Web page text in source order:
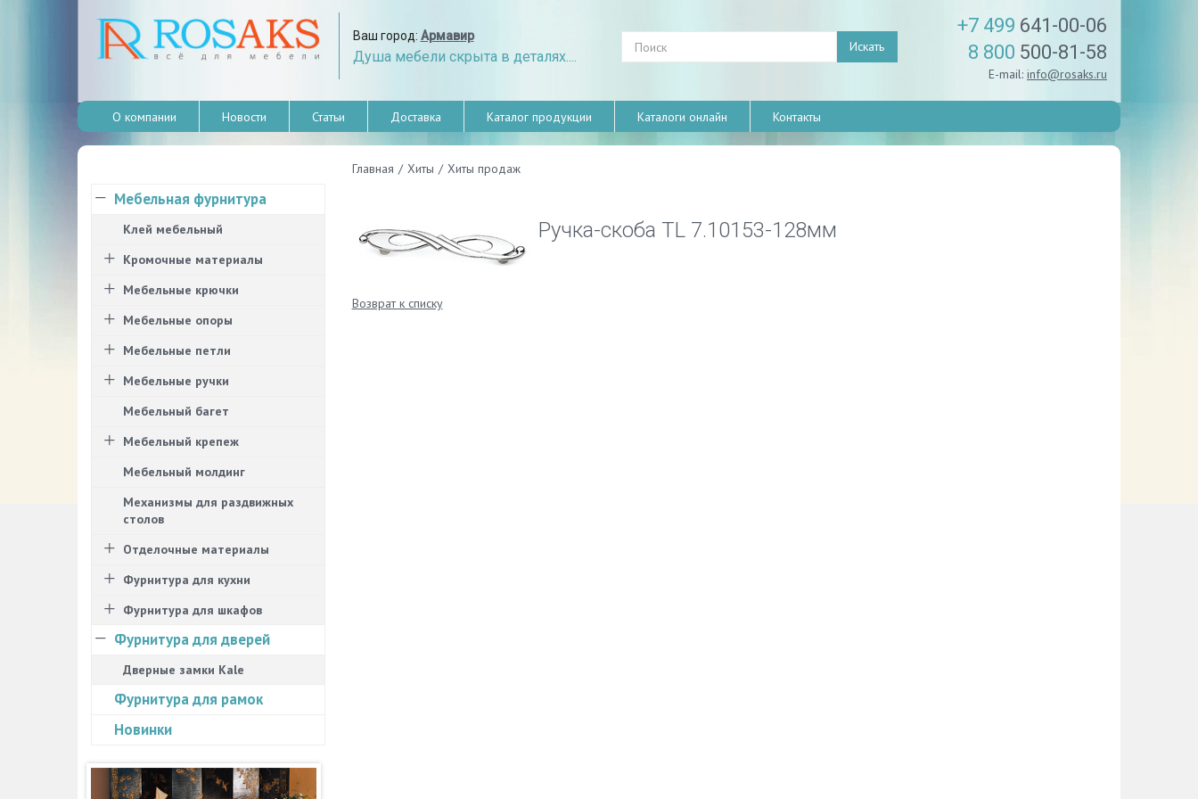
Ваш город: Армавир
Душа мебели скрыта в деталях....
Искать
+7 499 641-00-06
8 800 500-81-58
E-mail: info@rosaks.ru
О компании Новости Статьи Доставка Каталог продукции Каталоги онлайн Контакты
Главная / Хиты / Хиты продаж
Ручка-скоба TL 7.10153-128мм
Возврат к списку
Мебельная фурнитура
Клей мебельный
Кромочные материалы
Мебельные крючки
Мебельные опоры
Мебельные петли
Мебельные ручки
Мебельный багет
Мебельный крепеж
Мебельный молдинг
Механизмы для раздвижных
столов
Отделочные материалы
Фурнитура для кухни
Фурнитура для шкафов
Фурнитура для дверей
Дверные замки Kale
Фурнитура для рамок
Новинки